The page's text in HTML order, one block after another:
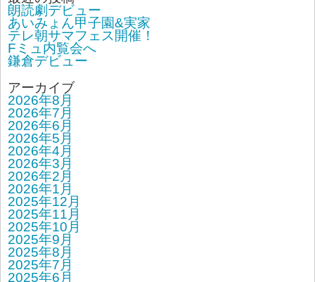
朗読劇デビュー
あいみょん甲子園&実家
テレ朝サマフェス開催！
Fミュ内覧会へ
鎌倉デビュー
アーカイブ
2026年8月
2026年7月
2026年6月
2026年5月
2026年4月
2026年3月
2026年2月
2026年1月
2025年12月
2025年11月
2025年10月
2025年9月
2025年8月
2025年7月
2025年6月